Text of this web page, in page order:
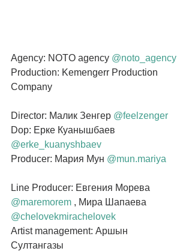
Agency: NOTO agency @noto_agency
Production: Kemengerr Production
Company
Director: Малик Зенгер @feelzenger
Dop: Ерке Куанышбаев
@erke_kuanyshbaev
Producer: Мария Мун @mun.mariya
Line Producer: Евгения Морева
@maremorem , Мира Шапаева
@chelovekmirachelovek
Artist management: Аршын
Султангазы